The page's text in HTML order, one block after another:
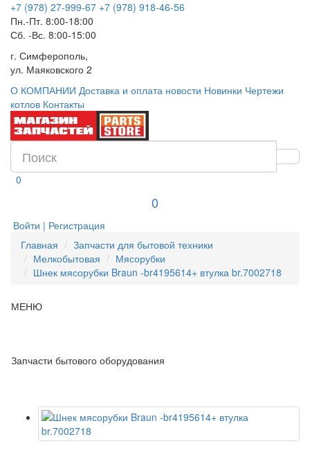
+7 (978) 27-999-67 +7 (978) 918-46-56
Пн.-Пт. 8:00-18:00
Сб. -Вс. 8:00-15:00
г. Симферополь,
ул. Маяковского 2
О КОМПАНИИ Доставка и оплата новости Новинки Чертежи
котлов Контакты
0
0
Войти | Регистрация
Главная
Запчасти для бытовой техники
Мелкобытовая
Мясорубки
Шнек мясорубки Braun -br4195614+ втулка br.7002718
МЕНЮ
Запчасти бытового оборудования